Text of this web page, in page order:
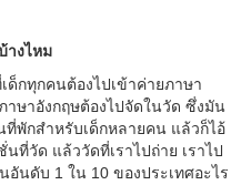
างไหม
ด็กทุกคนต้องไปเข้าค่ายภาษา
าษาอังกฤษต้องไปจัดในวัด ซึ่งมัน
ที่พักสำหรับเด็กหลายคน แล้วก็ไอ้
นที่วัด แล้ววัดที่เราไปถ่าย เราไป
อันดับ 1 ใน 10 ของประเทศอะไร